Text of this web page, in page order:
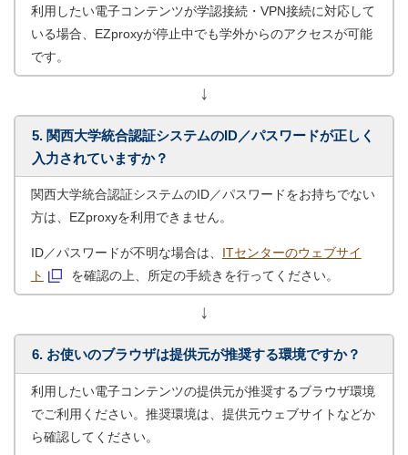
利用したい電子コンテンツが学認接続・VPN接続に対応して
いる場合、EZproxyが停止中でも学外からのアクセスが可能
です。
↓
5. 関西大学統合認証システムのID／パスワードが正しく
入力されていますか？
関西大学統合認証システムのID／パスワードをお持ちでない
方は、EZproxyを利用できません。
ID／パスワードが不明な場合は、 ITセンターのウェブサイ
ト
を確認の上、所定の手続きを行ってください。
↓
6. お使いのブラウザは提供元が推奨する環境ですか？
利用したい電子コンテンツの提供元が推奨するブラウザ環境
でご利用ください。推奨環境は、提供元ウェブサイトなどか
ら確認してください。